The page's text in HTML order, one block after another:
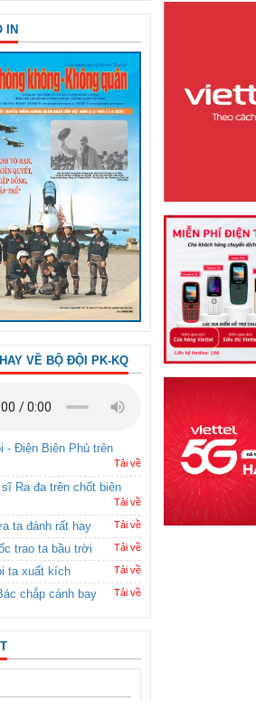
IN
VỀ BỘ ĐỘI PK-KQ
- Điện Biên Phủ trên
Tải về
Ra đa trên chốt biên
Tải về
ta đánh rất hay Tải về
trao ta bầu trời Tải về
ta xuất kích Tải về
chắp cánh bay Tải về